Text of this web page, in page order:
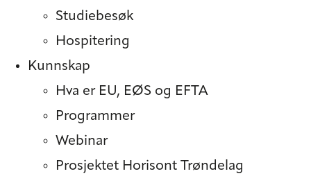
Studiebesøk
Hospitering
Kunnskap
Hva er EU, EØS og EFTA
Programmer
Webinar
Prosjektet Horisont Trøndelag